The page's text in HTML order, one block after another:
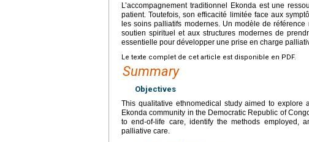
L’accompagnement traditionnel Ekonda est une
patient. Toutefois, son efficacité limitée face aux
les soins palliatifs modernes. Un modèle de
soutien spirituel et aux structures modernes de
essentielle pour développer une prise en charge
Le texte complet de cet article est disponible en PDF.
Summary
Objectives
This qualitative ethnomedical study aimed to explore
Ekonda community in the Democratic Republic of
to end-of-life care, identify the methods employed,
palliative care.